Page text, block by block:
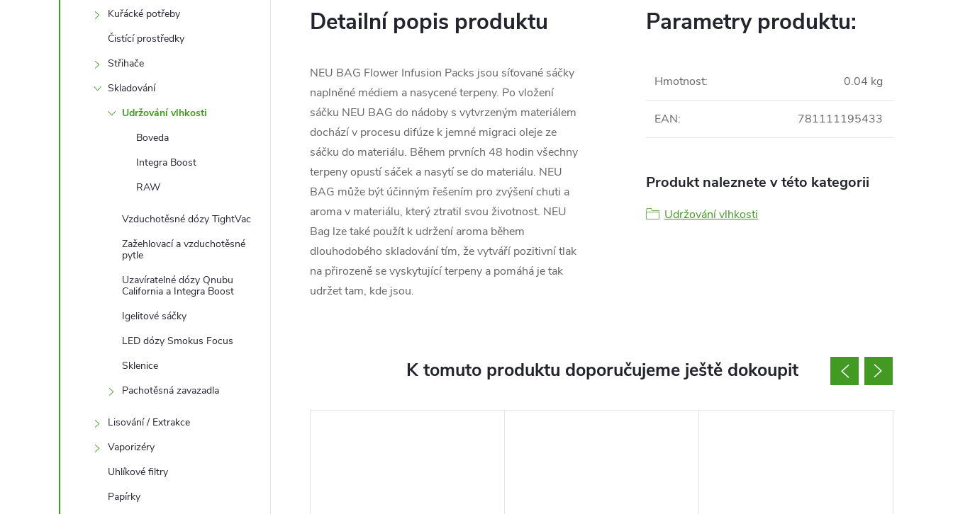
Kuřácké potřeby
Čistící prostředky
Střihače
Skladování
Udržování vlhkosti
Boveda
Integra Boost
RAW
Vzduchotěsné dózy TightVac
Zažehlovací a vzduchotěsné
pytle
Uzavíratelné dózy Qnubu
California a Integra Boost
Igelitové sáčky
LED dózy Smokus Focus
Sklenice
Pachotěsná zavazadla
Lisování / Extrakce
Vaporizéry
Uhlíkové filtry
Papírky
Detailní popis produktu
NEU BAG Flower Infusion Packs jsou síťované sáčky
naplněné médiem a nasycené terpeny. Po vložení
sáčku NEU BAG do nádoby s vytvrzeným materiálem
dochází v procesu difúze k jemné migraci oleje ze
sáčku do materiálu. Během prvních 48 hodin všechny
terpeny opustí sáček a nasytí se do materiálu. NEU
BAG může být účinným řešením pro zvýšení chuti a
aroma v materiálu, který ztratil svou životnost. NEU
Bag lze také použít k udržení aroma během
dlouhodobého skladování tím, že vytváří pozitivní tlak
na přirozeně se vyskytující terpeny a pomáhá je tak
udržet tam, kde jsou.
Parametry produktu:
Hmotnost: 0.04 kg
EAN: 781111195433
Produkt naleznete v této kategorii
Udržování vlhkosti
K tomuto produktu doporučujeme ještě dokoupit